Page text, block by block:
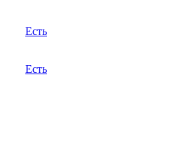
Есть
Есть